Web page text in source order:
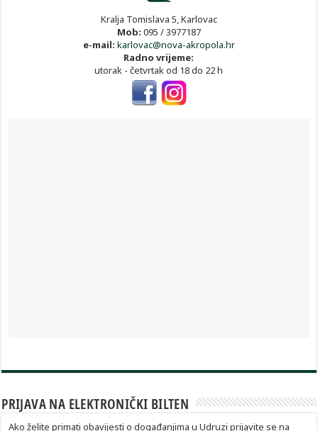
Kralja Tomislava 5, Karlovac
Mob: 095 / 3977187
e-mail: karlovac@nova-akropola.hr
Radno vrijeme:
utorak - četvrtak od 18 do 22 h
PRIJAVA NA ELEKTRONIČKI BILTEN
Ako želite primati obavijesti o događanjima u Udruzi prijavite se na